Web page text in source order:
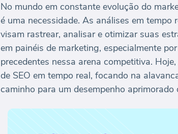
No mundo em constante evolução do
é uma necessidade. As análises em
visam rastrear, analisar e otimizar suas
em painéis de marketing, especialmente
precedentes nessa arena competitiva.
de SEO em tempo real, focando na
caminho para um desempenho